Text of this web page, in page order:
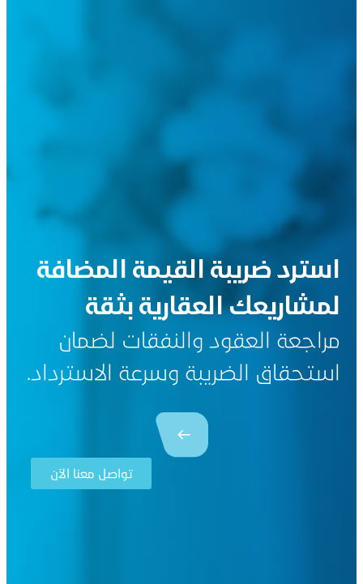
استرد ضريبة القيمة المضافة
لمشاريعك العقارية بثقة
مراجعة العقود والنفقات لضمان
استحقاق الضريبة وسرعة الاسترداد.
تواصل معنا الآن